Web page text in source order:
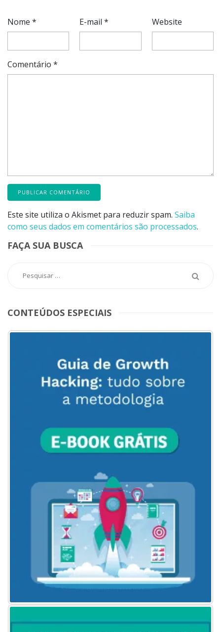
Nome * E-mail* Website
Comentário *
Este site utiliza o Akismet para reduzir spam. Saiba
como seus dados em comentários são processados.
FAÇA SUA BUSCA
CONTEÚDOS ESPECIAIS